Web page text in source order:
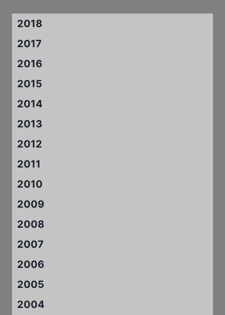
2018
2017
2016
2015
2014
2013
2012
2011
2010
2009
2008
2007
2006
2005
2004